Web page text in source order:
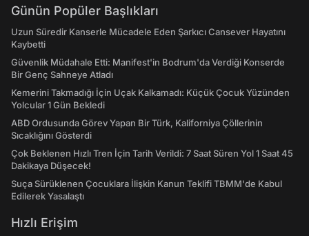
Günün Popüler Başlıkları
Uzun Süredir Kanserle Mücadele Eden Şarkıcı Cansever Hayatını
Kaybetti
Güvenlik Müdahale Etti: Manifest'in Bodrum'da Verdiği Konserde
Bir Genç Sahneye Atladı
Kemerini Takmadığı İçin Uçak Kalkamadı: Küçük Çocuk Yüzünden
Yolcular 1 Gün Bekledi
ABD Ordusunda Görev Yapan Bir Türk, Kaliforniya Çöllerinin
Sıcaklığını Gösterdi
Çok Beklenen Hızlı Tren İçin Tarih Verildi: 7 Saat Süren Yol 1 Saat 45
Dakikaya Düşecek!
Suça Sürüklenen Çocuklara İlişkin Kanun Teklifi TBMM'de Kabul
Edilerek Yasalaştı
Hızlı Erişim